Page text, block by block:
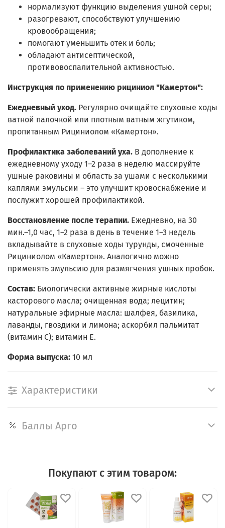
нормализуют функцию выделения ушной серы;
разогревают, способствуют улучшению
кровообращения;
помогают уменьшить отек и боль;
обладают антисептической,
противовоспалительной активностью.
Инструкция по применению рициниол "Камертон":
Ежедневный уход. Регулярно очищайте слуховые ходы
ватной палочкой или плотным ватным жгутиком,
пропитанным Рициниолом «Камертон».
Профилактика заболеваний уха. В дополнение к
ежедневному уходу 1–2 раза в неделю массируйте
ушные раковины и область за ушами с несколькими
каплями эмульсии – это улучшит кровоснабжение и
послужит хорошей профилактикой.
Восстановление после терапии. Ежедневно, на 30
мин.–1,0 час, 1–2 раза в день в течение 1–3 недель
вкладывайте в слуховые ходы турунды, смоченные
Рициниолом «Камертон». Аналогично можно
применять эмульсию для размягчения ушных пробок.
Состав: Биологически активные жирные кислоты
касторового масла; очищенная вода; лецитин;
натуральные эфирные масла: шалфея, базилика,
лаванды, гвоздики и лимона; аскорбил пальмитат
(витамин С); витамин Е.
Форма выпуска: 10 мл
Характеристики
Баллы Арго
Покупают с этим товаром: